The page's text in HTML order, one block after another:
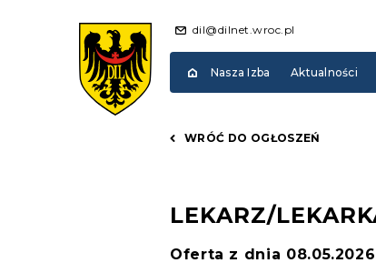
dil@dilnet.wroc.pl
Nasza Izba Aktualności
WRÓĆ DO OGŁOSZEŃ
LEKARZ/
Oferta z dnia